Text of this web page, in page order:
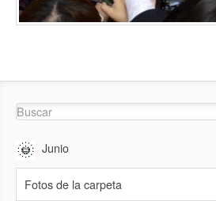
Junio
Fotos de la carpeta